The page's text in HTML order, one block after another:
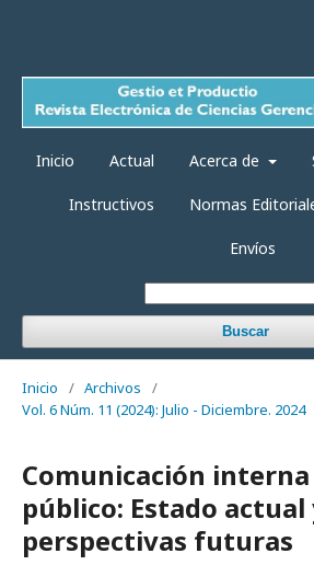
Inicio Actual Acerca de
Instructivos Normas
Envíos
Buscar
Inicio / Archivos
/
Vol. 6 Núm. 11 (2024): Julio - Diciembre. 2024
Comunicación
público: Estado actual
perspectivas futuras